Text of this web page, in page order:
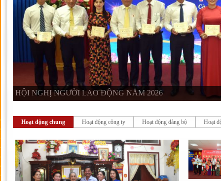
HỘI NGHỊ NGƯỜI LAO ĐỘNG NĂM 2026
Hoạt động chung Hoạt động công ty Hoạt động đảng bộ Hoạt